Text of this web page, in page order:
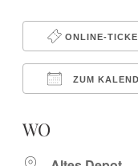
ONLINE-
ZUM
WO